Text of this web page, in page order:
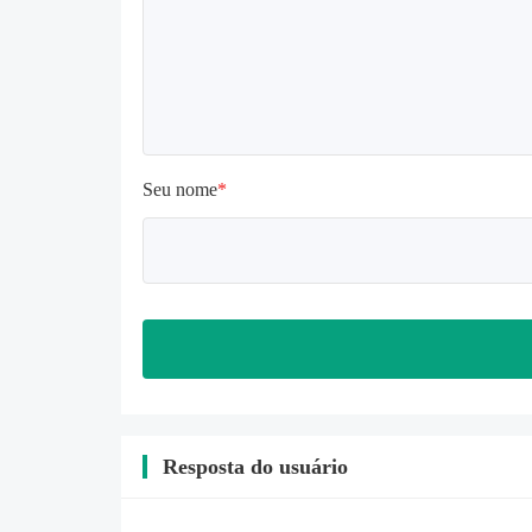
Seu nome*
Resposta do usuário